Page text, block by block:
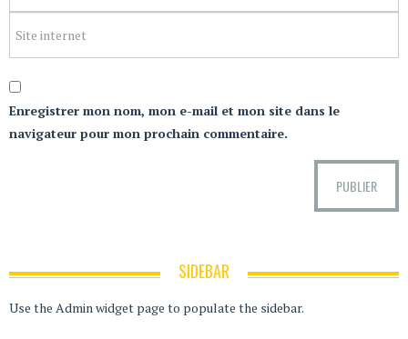
Enregistrer mon nom, mon e-mail et mon site dans le
navigateur pour mon prochain commentaire.
SIDEBAR
Use the Admin widget page to populate the sidebar.